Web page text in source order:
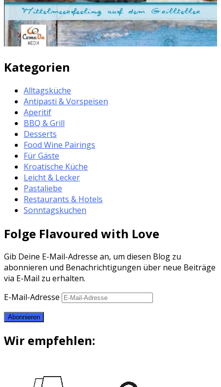
Kategorien
Alltagsküche
Antipasti & Vorspeisen
Aperitif
BBQ & Grill
Desserts
Food Wine Pairings
Für Gäste
Kroatische Küche
Leicht & Lecker
Pastaliebe
Restaurants & Hotels
Sonntagskuchen
Folge Flavoured with Love
Gib Deine E-Mail-Adresse an, um diesen Blog zu
abonnieren und Benachrichtigungen über neue Beiträge
via E-Mail zu erhalten.
E-Mail-Adresse
Abonnieren
Wir empfehlen: